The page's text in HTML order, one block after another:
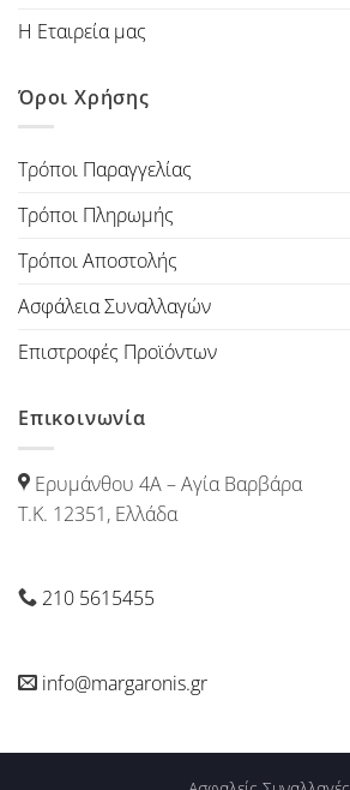
Η Εταιρεία μας
Όροι Χρήσης
Τρόποι Παραγγελίας
Τρόποι Πληρωμής
Τρόποι Αποστολής
Ασφάλεια Συναλλαγών
Επιστροφές Προϊόντων
Επικοινωνία
Ερυμάνθου 4Α – Αγία Βαρβάρα
Τ.Κ. 12351, Ελλάδα
210 5615455
info@margaronis.gr